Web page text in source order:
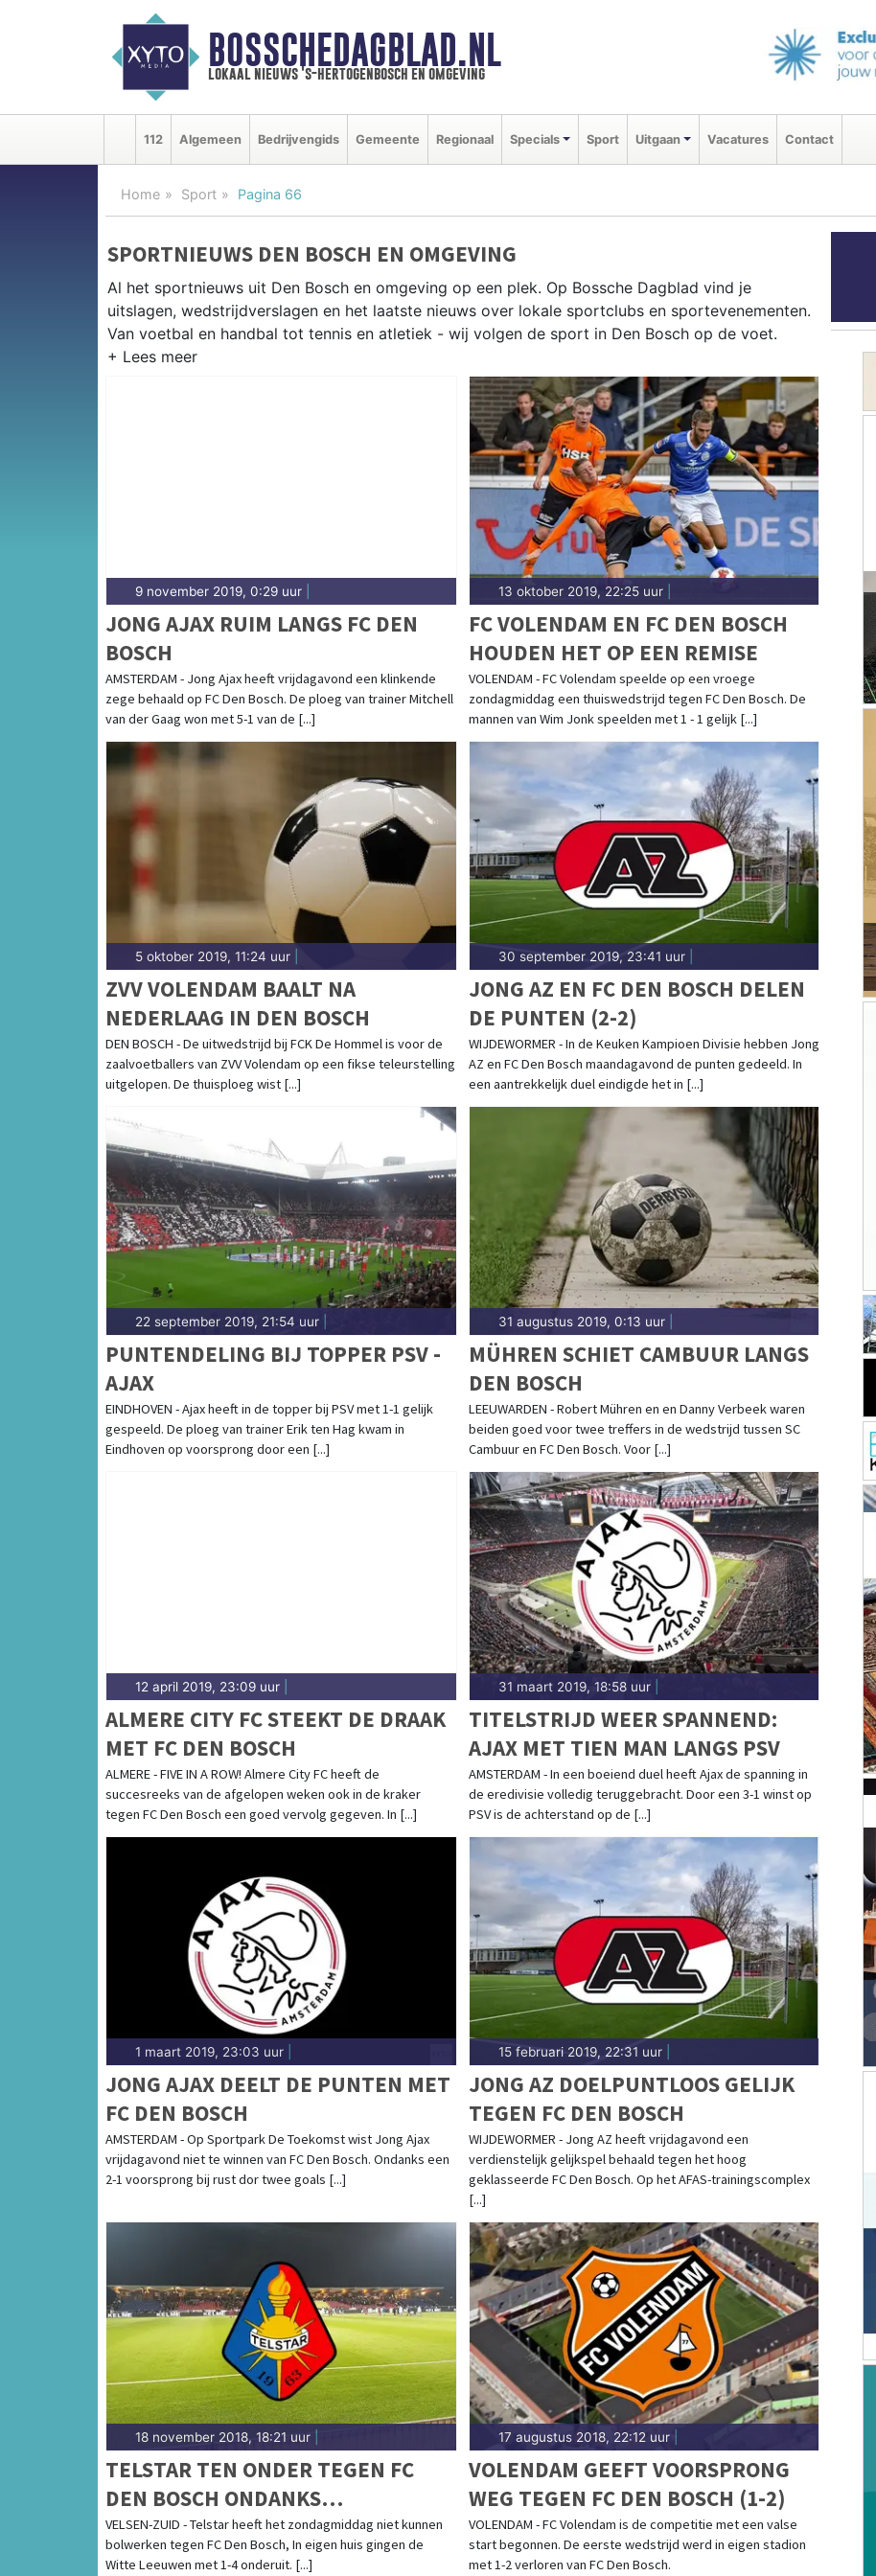
BOSSCHEDAGBLAD.NL
lokaal nieuws 's-hertogenbosch en omgeving
112 Algemeen Bedrijvengids Gemeente Regionaal Specials Sport Uitgaan Vacatures Contact
Home Sport Pagina 66
SPORTNIEUWS DEN BOSCH EN OMGEVING
Al het sportnieuws uit Den Bosch en omgeving op een plek. Op Bossche Dagblad vind je
uitslagen, wedstrijdverslagen en het laatste nieuws over lokale sportclubs en sportevenementen.
Van voetbal en handbal tot tennis en atletiek - wij volgen de sport in Den Bosch op de voet.
Van FC Den Bosch en Wilhelmina tot wielrennen langs de Dieze en roeien op de Zuid-
Willemsvaart — sport in Den Bosch is breed en levendig. Blijf op de hoogte van alle sportieve
9 november 2019, 0:29 uur
JONG AJAX RUIM LANGS FC DEN
BOSCH
AMSTERDAM - Jong Ajax heeft vrijdagavond een klinkende
zege behaald op FC Den Bosch. De ploeg van trainer Mitchell
van der Gaag won met 5-1 van de [...]
13 oktober 2019, 22:25 uur|
FC VOLENDAM EN FC DEN BOSCH
HOUDEN HET OP EEN REMISE
VOLENDAM - FC Volendam speelde op een vroege
zondagmiddag een thuiswedstrijd tegen FC Den Bosch. De
mannen van Wim Jonk speelden met 1 - 1 gelijk [...]
5 oktober 2019, 11:24 uur
ZVV VOLENDAM BAALT NA
NEDERLAAG IN DEN BOSCH
DEN BOSCH - De uitwedstrijd bij FCK De Hommel is voor de
zaalvoetballers van ZVV Volendam op een fikse teleurstelling
uitgelopen. De thuisploeg wist [...]
30 september 2019, 23:41 uur|
JONG AZ EN FC DEN BOSCH DELEN
DE PUNTEN (2-2)
WIJDEWORMER - In de Keuken Kampioen Divisie hebben Jong
AZ en FC Den Bosch maandagavond de punten gedeeld. In
een aantrekkelijk duel eindigde het in [...]
22 september 2019, 21:54 uur
PUNTENDELING BIJ TOPPER PSV -
AJAX
EINDHOVEN - Ajax heeft in de topper bij PSV met 1-1 gelijk
gespeeld. De ploeg van trainer Erik ten Hag kwam in
Eindhoven op voorsprong door een [...]
31 augustus 2019, 0:13 uur|
MÜHREN SCHIET CAMBUUR LANGS
DEN BOSCH
LEEUWARDEN - Robert Mühren en en Danny Verbeek waren
beiden goed voor twee treffers in de wedstrijd tussen SC
Cambuur en FC Den Bosch. Voor [...]
12 april 2019, 23:09 uur
ALMERE CITY FC STEEKT DE DRAAK
MET FC DEN BOSCH
ALMERE - FIVE IN A ROW! Almere City FC heeft de
succesreeks van de afgelopen weken ook in de kraker
tegen FC Den Bosch een goed vervolg gegeven. In [...]
31 maart 2019, 18:58 uur|
TITELSTRIJD WEER SPANNEND:
AJAX MET TIEN MAN LANGS PSV
AMSTERDAM - In een boeiend duel heeft Ajax de spanning in
de eredivisie volledig teruggebracht. Door een 3-1 winst op
PSV is de achterstand op de [...]
1 maart 2019, 23:03 uur
JONG AJAX DEELT DE PUNTEN MET
FC DEN BOSCH
AMSTERDAM - Op Sportpark De Toekomst wist Jong Ajax
vrijdagavond niet te winnen van FC Den Bosch. Ondanks een
2-1 voorsprong bij rust dor twee goals [...]
15 februari 2019, 22:31 uur|
JONG AZ DOELPUNTLOOS GELIJK
TEGEN FC DEN BOSCH
WIJDEWORMER - Jong AZ heeft vrijdagavond een
verdienstelijk gelijkspel behaald tegen het hoog
geklasseerde FC Den Bosch. Op het AFAS-trainingscomplex
[...]
18 november 2018, 18:21 uur
TELSTAR TEN ONDER TEGEN FC
DEN BOSCH ONDANKS
WERELDGOAL KORPERSHOEK
VELSEN-ZUID - Telstar heeft het zondagmiddag niet kunnen
bolwerken tegen FC Den Bosch, In eigen huis gingen de
Witte Leeuwen met 1-4 onderuit. [...]
17 augustus 2018, 22:12 uur|
VOLENDAM GEEFT VOORSPRONG
WEG TEGEN FC DEN BOSCH (1-2)
VOLENDAM - FC Volendam is de competitie met een valse
start begonnen. De eerste wedstrijd werd in eigen stadion
met 1-2 verloren van FC Den Bosch.